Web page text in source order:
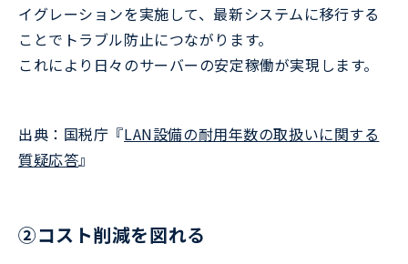
イグレーションを実施して、最新システムに移行する
ことでトラブル防止につながります。
これにより日々のサーバーの安定稼働が実現します。
出典：国税庁『LAN設備の耐用年数の取扱いに関する
質疑応答』
②コスト削減を図れる